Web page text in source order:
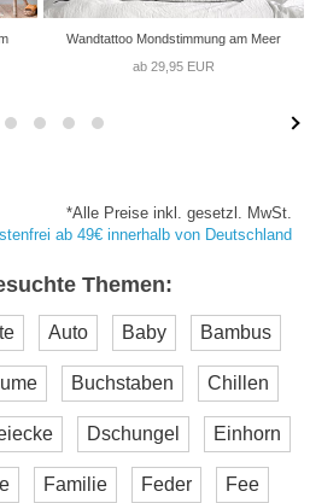
Wandtattoo Mondstimmung am Meer
ab 29,95 EUR
*Alle Preise inkl. gesetzl. MwSt.
ab 49€ innerhalb von Deutschland
Themen:
Auto Baby Bambus
Buchstaben Chillen
Dschungel Einhorn
Familie Feder Fee